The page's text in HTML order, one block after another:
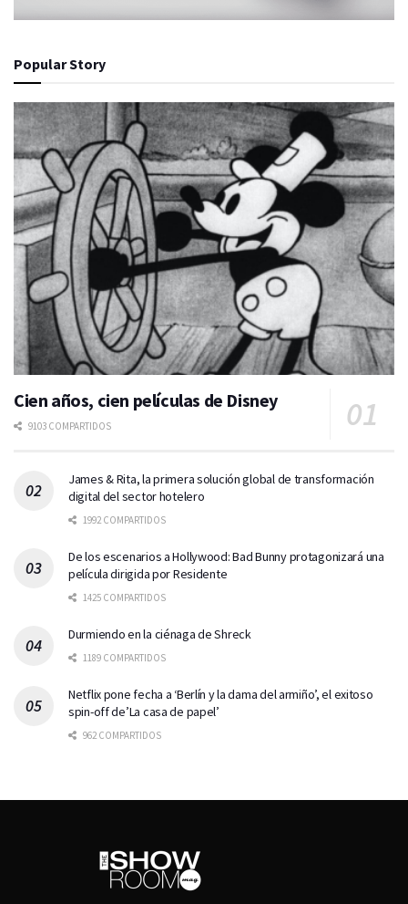
Popular Story
Cien años, cien películas de Disney
9103 COMPARTIDOS
James & Rita, la primera solución global de transformación
digital del sector hotelero
1992 COMPARTIDOS
De los escenarios a Hollywood: Bad Bunny protagonizará una
película dirigida por Residente
1425 COMPARTIDOS
Durmiendo en la ciénaga de Shreck
1189 COMPARTIDOS
Netflix pone fecha a ‘Berlín y la dama del armiño’, el exitoso
spin-off de’La casa de papel’
962 COMPARTIDOS